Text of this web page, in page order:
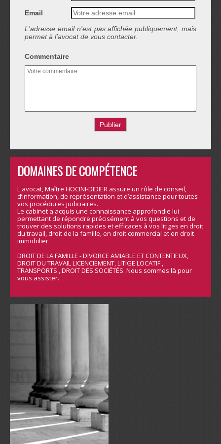
Email
L'adresse email n'est pas affichée publiquement, mais
permet à l'avocat de vous contacter.
Commentaire
DOMAINES DE COMPÉTENCE
L'avocat, Maître HOCINI-DIDIER assure un rôle de conseil,
d’information, de représentation et d’assistance pour toutes
vos procédures judiciaires.
Le cabinet a acquis une connaissance approfondie lui
permettant de répondre précisément à vos questions et de
trouver des solutions rapides et efficaces à vos litiges en droit
du travail, droit de la famille, en droit commercial et en droit
immobilier.
DROIT DE LA FAMILLE - DIVORCE AMIABLE ET CONTENTIEUX,
DROIT DU TRAVAIL LICENCIEMENT, LITIGE LOCATIF ,
TRANSPORTS , DROIT DES SOCIÉTÉS. Nous sommes là pour
vous assister.